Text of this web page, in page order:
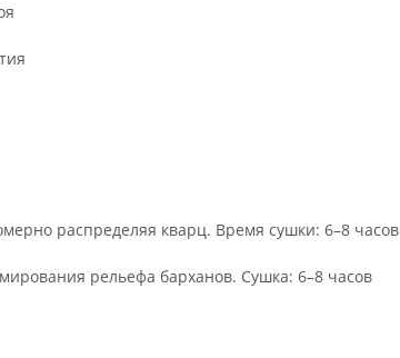
распределяя кварц. Время сушки: 6–8 часов
рельефа барханов. Сушка: 6–8 часов